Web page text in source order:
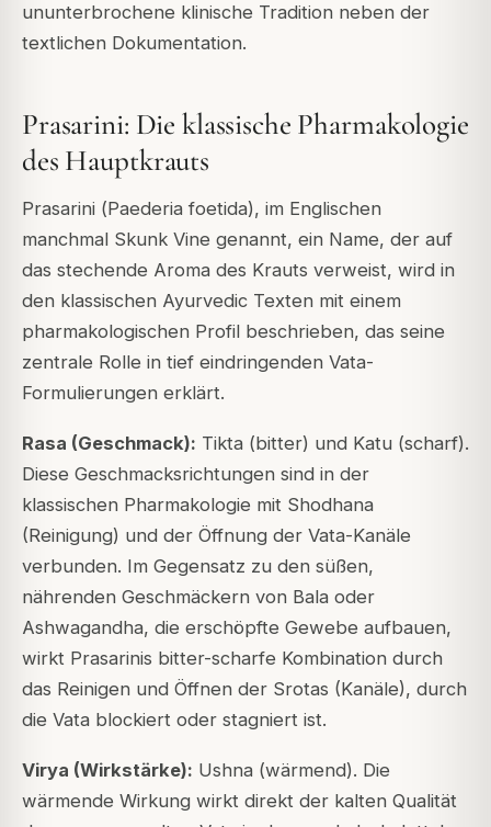
ununterbrochene klinische Tradition neben der
textlichen Dokumentation.
Prasarini: Die klassische Pharmakologie
des Hauptkrauts
Prasarini (Paederia foetida), im Englischen
manchmal Skunk Vine genannt, ein Name, der auf
das stechende Aroma des Krauts verweist, wird in
den klassischen Ayurvedic Texten mit einem
pharmakologischen Profil beschrieben, das seine
zentrale Rolle in tief eindringenden Vata-
Formulierungen erklärt.
Rasa (Geschmack): Tikta (bitter) und Katu (scharf).
Diese Geschmacksrichtungen sind in der
klassischen Pharmakologie mit Shodhana
(Reinigung) und der Öffnung der Vata-Kanäle
verbunden. Im Gegensatz zu den süßen,
nährenden Geschmäckern von Bala oder
Ashwagandha, die erschöpfte Gewebe aufbauen,
wirkt Prasarinis bitter-scharfe Kombination durch
das Reinigen und Öffnen der Srotas (Kanäle), durch
die Vata blockiert oder stagniert ist.
Virya (Wirkstärke): Ushna (wärmend). Die
wärmende Wirkung wirkt direkt der kalten Qualität